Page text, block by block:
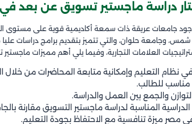
دراسة ماجستير تسويق عن بعد
جامعات عريقة ذات سمعة أكاديمية قوية على مستوى
وجامعة حلوان، والتي تتميز بتقديم برامج دراسات
العلامات التجارية، وفيما يلي أهم مميزات
في نظام التعليم وإمكانية متابعة المحاضرات من
للطالب.
التوازن والجمع بين العمل والدراسة.
الدراسية المناسبة لدراسة ماجستير التسويق مقارنة
مصر ميزة تنافسية مع الاحتفاظ بجودة التعليم.